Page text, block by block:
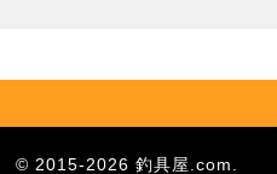
© 2015-2026 釣具屋.com.